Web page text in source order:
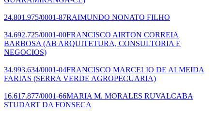
24.801.975/0001-87RAIMUNDO NONATO FILHO
34.692.725/0001-00FRANCISCO AIRTON CORREIA
BARBOSA (AB ARQUITETURA, CONSULTORIA E
NEGOCIOS)
34.993.634/0001-04FRANCISCO MARCELIO DE ALMEIDA
FARIAS (SERRA VERDE AGROPECUARIA)
16.617.877/0001-66MARIA M. MORALES RUVALCABA
STUDART DA FONSECA